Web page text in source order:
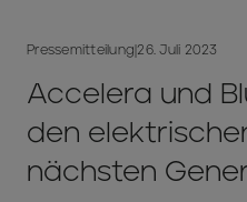
Pressemitteilung |26. Juli 2023
Accelera und
den
nächsten